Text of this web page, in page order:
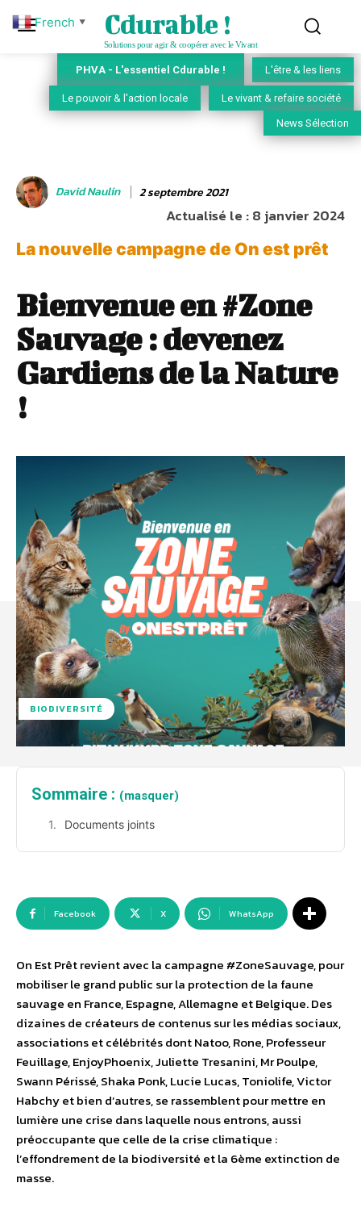
Cdurable !
Solutions pour agir & coopérer avec le Vivant
PHVA - L'essentiel Cdurable ! L'être & les liens
Le pouvoir & l'action locale Le vivant & refaire société
News Sélection
David Naulin 2 septembre 2021
Actualisé le :8 janvier 2024
La nouvelle campagne de On est prêt
Bienvenue en #Zone
Sauvage : devenez
Gardiens de la Nature
!
BIODIVERSITÉ
Sommaire : (masquer)
Documents joints
Facebook X WhatsApp
On Est Prêt revient avec la campagne #ZoneSauvage, pour
mobiliser le grand public sur la protection de la faune
sauvage en France, Espagne, Allemagne et Belgique. Des
dizaines de créateurs de contenus sur les médias sociaux,
associations et célébrités dont Natoo, Rone, Professeur
Feuillage, EnjoyPhoenix, Juliette Tresanini, Mr Poulpe,
Swann Périssé, Shaka Ponk, Lucie Lucas, Toniolife, Victor
Habchy et bien d’autres, se rassemblent pour mettre en
lumière une crise dans laquelle nous entrons, aussi
préoccupante que celle de la crise climatique :
l’effondrement de la biodiversité et la 6ème extinction de
masse.
French ▼